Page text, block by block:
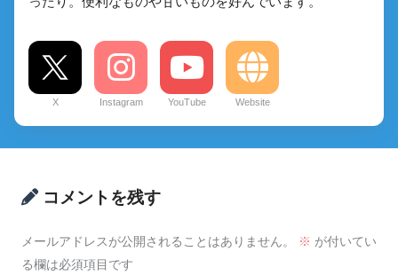
X Instagram YouTube Website
コメントを残す
メールアドレスが公開されることはありません。 ※ が付いてい
る欄は必須項目です